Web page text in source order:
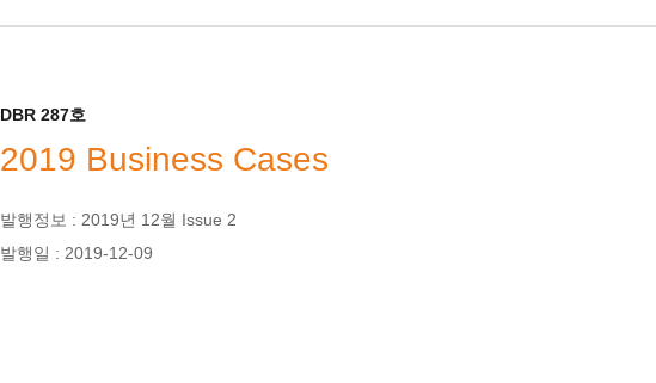
DBR 287호
2019 Business Cases
발행정보 : 2019년 12월 Issue 2
발행일 : 2019-12-09